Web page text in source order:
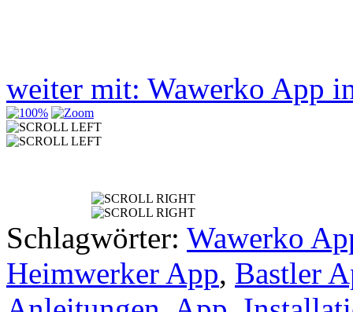
weiter mit: Wawerko App
Schlagwörter: Wawerko
Heimwerker App, Bastler